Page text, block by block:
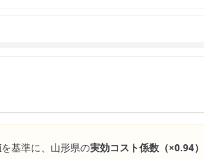
を基準に、 山形県の実効コスト係数（×0.94）